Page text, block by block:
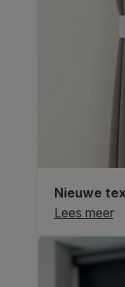
Nieuwe
Lees meer